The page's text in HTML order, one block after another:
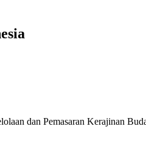
dan Pemasaran Kerajinan